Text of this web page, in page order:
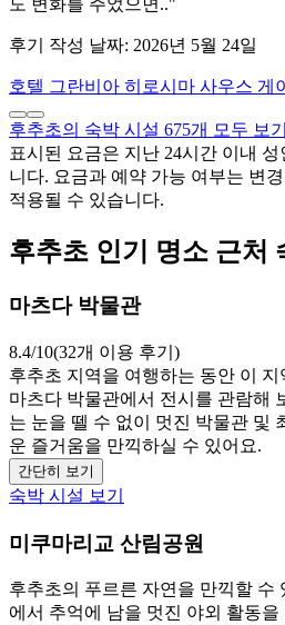
후기 작성 날짜: 2026년 5월 24일
호텔 그란비아 히로시마 사우스 게
후추초의 숙박 시설 675개 모두 보기
표시된 요금은 지난 24시간 이내
니다. 요금과 예약 가능 여부는 변
적용될 수 있습니다.
후추초 인기 명소 근처
마츠다 박물관
8.4/10(32개 이용 후기)
후추초 지역을 여행하는 동안 이
마츠다 박물관에서 전시를 관람해
는 눈을 뗄 수 없이 멋진 박물관 및
운 즐거움을 만끽하실 수 있어요.
간단히 보기
숙박 시설 보기
미쿠마리교 산림공원
후추초의 푸르른 자연을 만끽할 수
에서 추억에 남을 멋진 야외 활동